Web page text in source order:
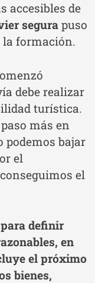
accesibles de
segura puso
la formación.
debe realizar
turística.
más en
podemos bajar
el
el
definir
en
el próximo
bienes,